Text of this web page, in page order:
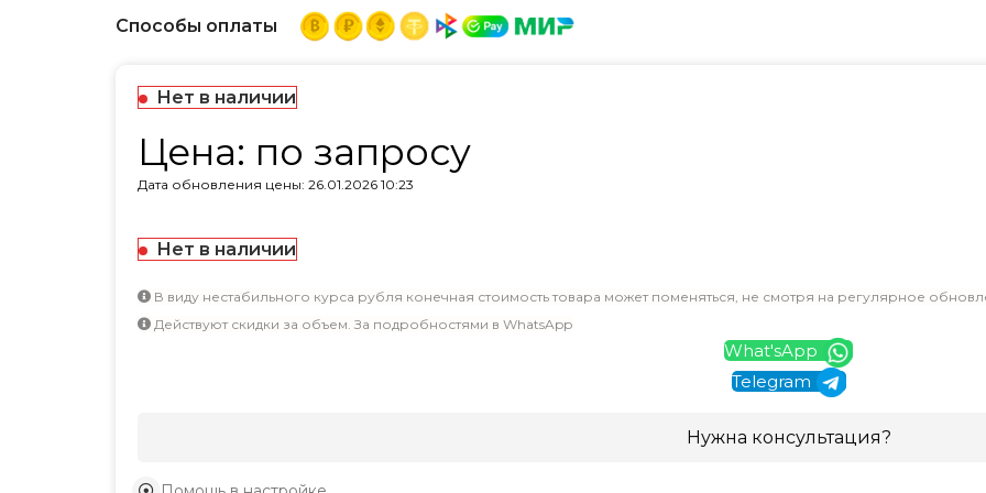
Способы оплаты
Нет в наличии
Цена: по запросу
Дата обновления цены: 26.01.2026 10:23
Нет в наличии
В виду нестабильного курса рубля конечная стоимость товара может поменяться, не смотря на регулярное
Действуют скидки за объем. За подробностями в WhatsApp
What'sApp
Telegram
Нужна консультация?